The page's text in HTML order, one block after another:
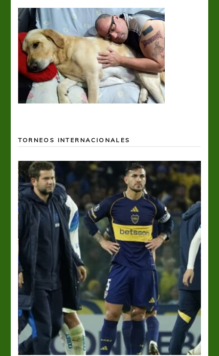
TORNEOS INTERNACIONALES